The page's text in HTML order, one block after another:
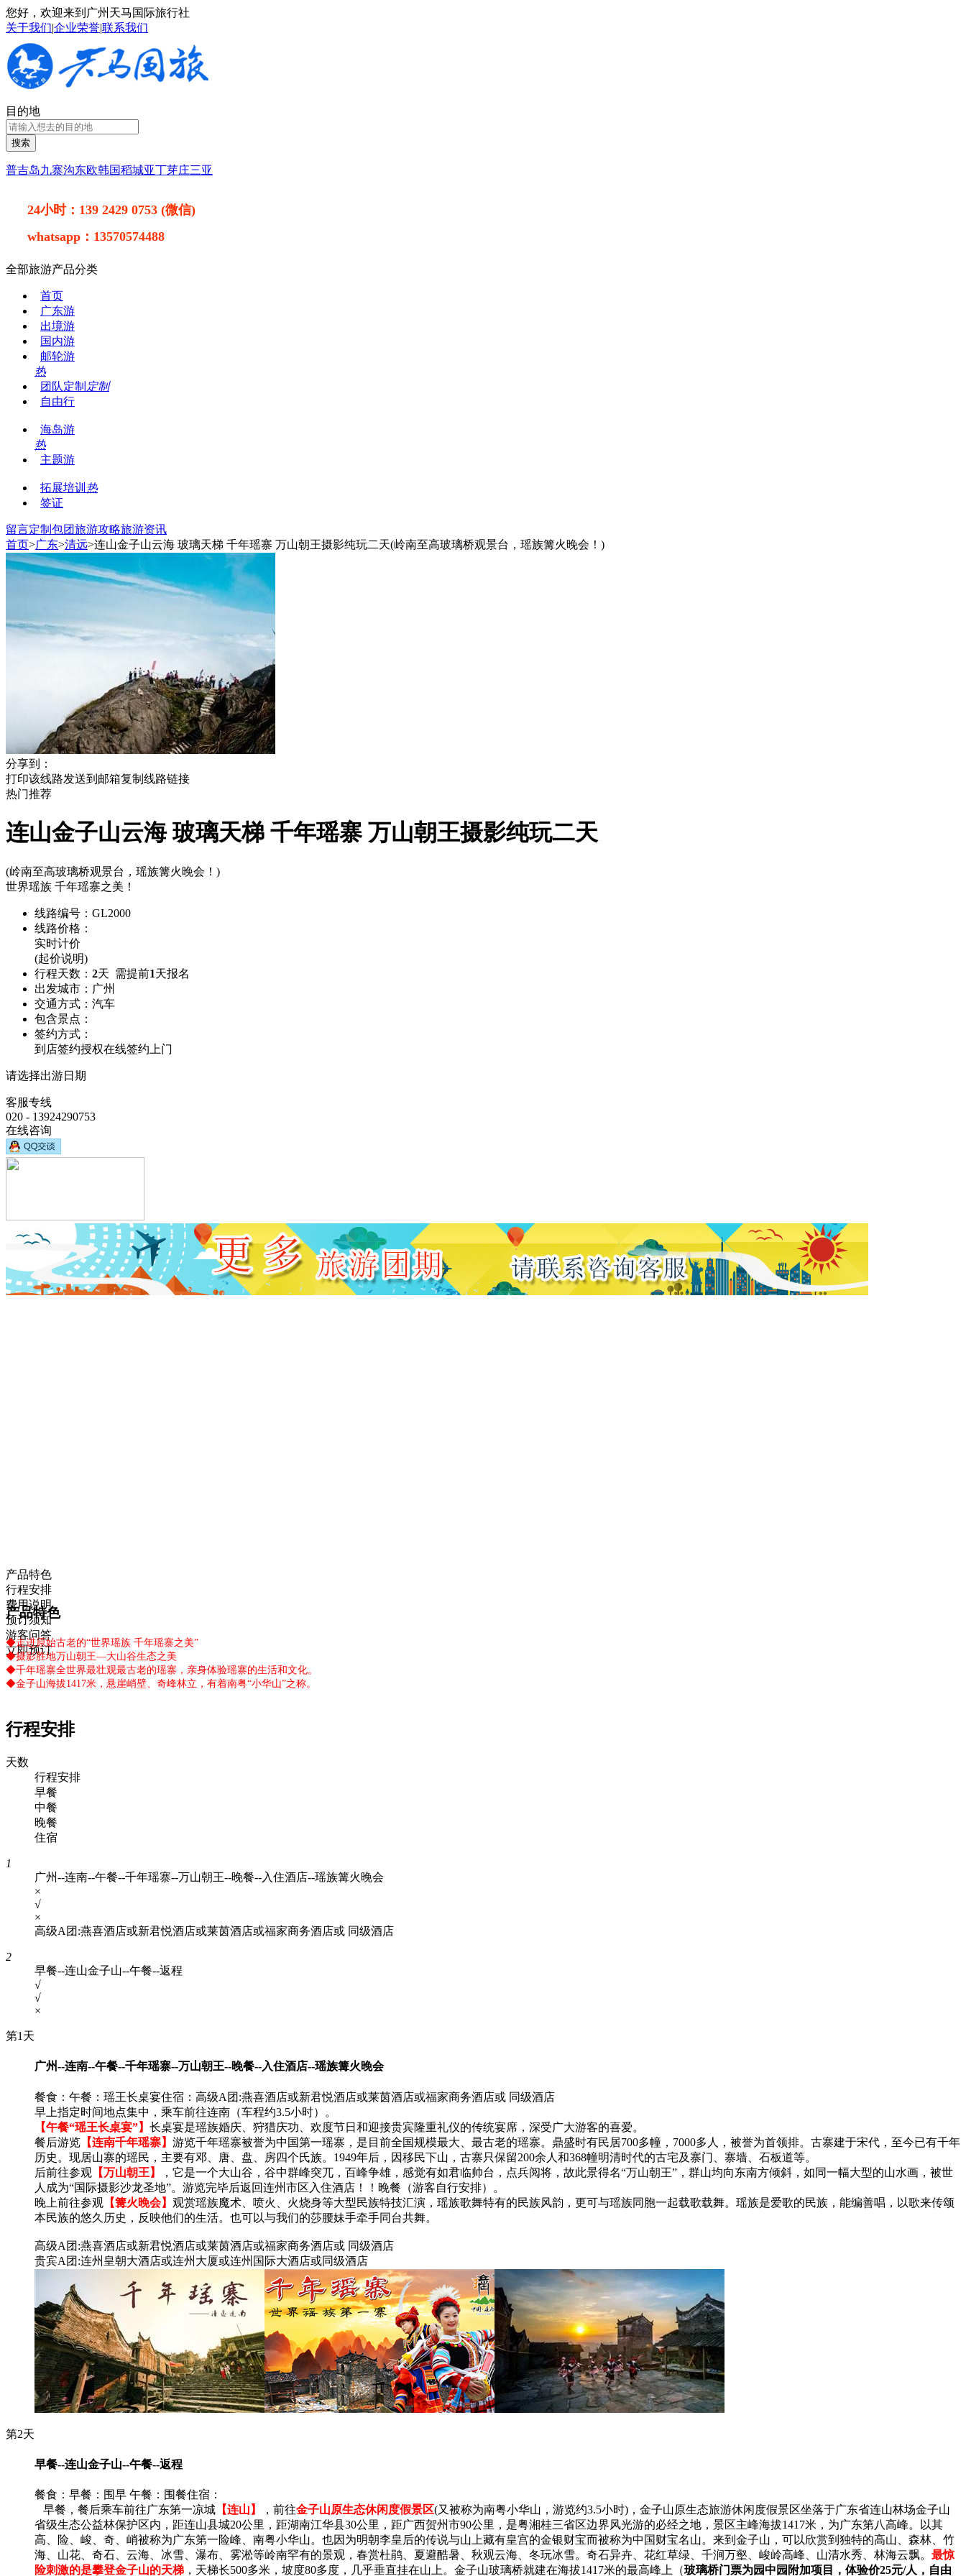
您好，欢迎来到广州天马国际旅行社
关于我们|企业荣誉|联系我们
目的地
搜索
普吉岛九寨沟东欧韩国稻城亚丁芽庄三亚
24小时： 139 2429 0753 (微信)
whatsapp： 13570574488
全部旅游产品分类
首页
广东游
出境游
国内游
邮轮游
热
团队定制 定制
自由行
海岛游
热
主题游
拓展培训 热
签证
留言定制包团旅游攻略旅游资讯
首页>广东>清远>连山金子山云海 玻璃天梯 千年瑶寨 万山朝王摄影纯玩二天(岭南至高玻璃桥观景台，瑶族篝火晚会！)
分享到：
打印该线路发送到邮箱复制线路链接
热门推荐
连山金子山云海 玻璃天梯 千年瑶寨 万山朝王摄影纯玩二天
(岭南至高玻璃桥观景台，瑶族篝火晚会！)
世界瑶族 千年瑶寨之美！
线路编号： GL2000
线路价格：
实时计价
(起价说明)
行程天数： 2天 需提前1天报名
出发城市： 广州
交通方式： 汽车
包含景点：
签约方式：
到店签约授权在线签约 上门
请选择出游日期
客服专线
020 - 13924290753
在线咨询
产品特色
行程安排
费用说明
预订须知
游客问答
立即预订
产品特色
◆走进原始古老的“世界瑶族 千年瑶寨之美”
◆摄影胜地万山朝王—大山谷生态之美
◆千年瑶寨全世界最壮观最古老的瑶寨，亲身体验瑶寨的生活和文化。
◆金子山海拔1417米，悬崖峭壁、奇峰林立，有着南粤“小华山”之称。
行程安排
天数
行程安排
早餐
中餐
晚餐
住宿
1
广州--连南--午餐--千年瑶寨--万山朝王--晚餐--入住酒店--瑶族篝火晚会
×
√
×
高级A团:燕喜酒店或新君悦酒店或莱茵酒店或福家商务酒店或 同级酒店
2
早餐--连山金子山--午餐--返程
√
√
×
第1天
广州--连南--午餐--千年瑶寨--万山朝王--晚餐--入住酒店--瑶族篝火晚会
餐食：午餐：瑶王长桌宴住宿：高级A团:燕喜酒店或新君悦酒店或莱茵酒店或福家商务酒店或 同级酒店
早上指定时间地点集中，乘车前往连南（车程约3.5小时）。
【午餐“瑶王长桌宴”】 长桌宴是瑶族婚庆、狩猎庆功、欢度节日和迎接贵宾隆重礼仪的传统宴席，深受广大游客的喜爱。
餐后游览 【连南千年瑶寨】 游览千年瑶寨被誉为中国第一瑶寨，是目前全国规模最大、最古老的瑶寨。鼎盛时有民居700多幢，7000多人，被誉为首领排。古寨建于宋代，至今已有千年
历史。现居山寨的瑶民，主要有邓、唐、盘、房四个氏族。1949年后，因移民下山，古寨只保留200余人和368幢明清时代的古宅及寨门、寨墙、石板道等。
后前往参观 【万山朝王】
，它是一个大山谷，谷中群峰突兀，百峰争雄，感觉有如君临帅台，点兵阅将，故此景得名“万山朝王”，群山均向东南方倾斜，如同一幅大型的山水画，被世
人成为“国际摄影沙龙圣地”。游览完毕后返回连州市区入住酒店！！晚餐（游客自行安排）。
晚上前往参观 【篝火晚会】 观赏瑶族魔术、喷火、火烧身等大型民族特技汇演，瑶族歌舞特有的民族风韵，更可与瑶族同胞一起载歌载舞。瑶族是爱歌的民族，能编善唱，以歌来传颂
本民族的悠久历史，反映他们的生活。也可以与我们的莎腰妹手牵手同台共舞。
高级A团:燕喜酒店或新君悦酒店或莱茵酒店或福家商务酒店或 同级酒店
贵宾A团:连州皇朝大酒店或连州大厦或连州国际大酒店或同级酒店
第2天
早餐--连山金子山--午餐--返程
餐食：早餐：围早 午餐：围餐住宿：
早餐，餐后乘车前往广东第一凉城 【连山】 ，前往金子山原生态休闲度假景区(又被称为南粤小华山，游览约3.5小时)，金子山原生态旅游休闲度假景区坐落于广东省连山林场金子山
省级生态公益林保护区内，距连山县城20公里，距湖南江华县30公里，距广西贺州市90公里，是粤湘桂三省区边界风光游的必经之地，景区主峰海拔1417米，为广东第八高峰。以其
高、险、峻、奇、峭被称为广东第一险峰、南粤小华山。也因为明朝李皇后的传说与山上藏有皇宫的金银财宝而被称为中国财宝名山。来到金子山，可以欣赏到独特的高山、森林、竹
海、山花、奇石、云海、冰雪、瀑布、雾淞等岭南罕有的景观，春赏杜鹃、夏避酷暑、秋观云海、冬玩冰雪。奇石异卉、花红草绿、千涧万壑、峻岭高峰、山清水秀、林海云飘。 最惊
险刺激的是攀登金子山的天梯 ，天梯长500多米，坡度80多度，几乎垂直挂在山上。金子山玻璃桥就建在海拔1417米的最高峰上（玻璃桥门票为园中园附加项目，体验价25元/人，自由